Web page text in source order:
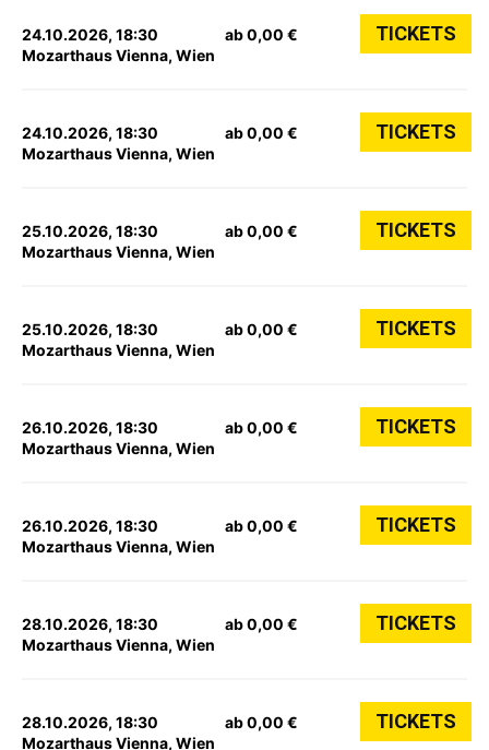
24.10.2026, 18:30
Mozarthaus Vienna, Wien
ab 0,00 € TICKETS
24.10.2026, 18:30
Mozarthaus Vienna, Wien
ab 0,00 € TICKETS
25.10.2026, 18:30
Mozarthaus Vienna, Wien
ab 0,00 € TICKETS
25.10.2026, 18:30
Mozarthaus Vienna, Wien
ab 0,00 € TICKETS
26.10.2026, 18:30
Mozarthaus Vienna, Wien
ab 0,00 € TICKETS
26.10.2026, 18:30
Mozarthaus Vienna, Wien
ab 0,00 € TICKETS
28.10.2026, 18:30
Mozarthaus Vienna, Wien
ab 0,00 € TICKETS
28.10.2026, 18:30
Mozarthaus Vienna, Wien
ab 0,00 € TICKETS